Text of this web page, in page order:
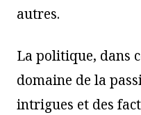
autres.
La politique, dans
domaine de la
intrigues et des